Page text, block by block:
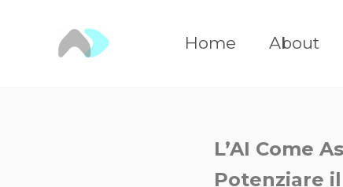
Home About
L’AI Come
Potenziare